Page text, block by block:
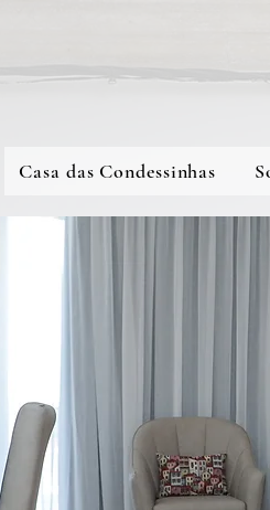
Casa das Condessinhas